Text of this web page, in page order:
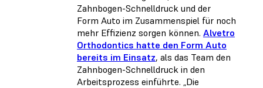
Zahnbogen-Schnelldruck und der
Form Auto im Zusammenspiel für noch
mehr Effizienz sorgen können. Alvetro
Orthodontics hatte den Form Auto
bereits im Einsatz, als das Team den
Zahnbogen-Schnelldruck in den
Arbeitsprozess einführte. „Die